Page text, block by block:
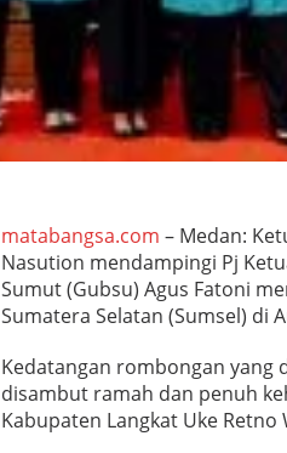
S
u
m
t
&
P
u
b
s
u
T
r
m
a
matabangsa.com – Medan:
Nasution mendampingi Pj
Sumut (Gubsu) Agus Fatoni
Sumatera Selatan (Sumsel) di
Kedatangan rombongan yang
disambut ramah dan penuh
Kabupaten Langkat Uke